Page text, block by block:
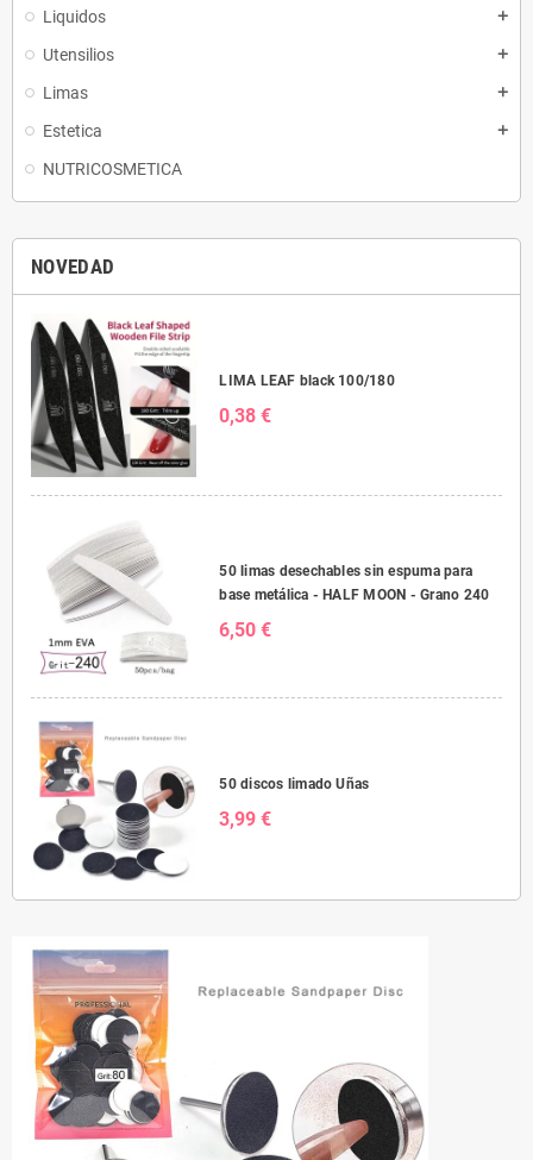
Liquidos add
Utensilios add
Limas add
Estetica add
NUTRICOSMETICA
NOVEDAD
LIMA LEAF black 100/180
0,38 €
50 limas desechables sin espuma para
base metálica - HALF MOON - Grano 240
6,50 €
50 discos limado Uñas
3,99 €